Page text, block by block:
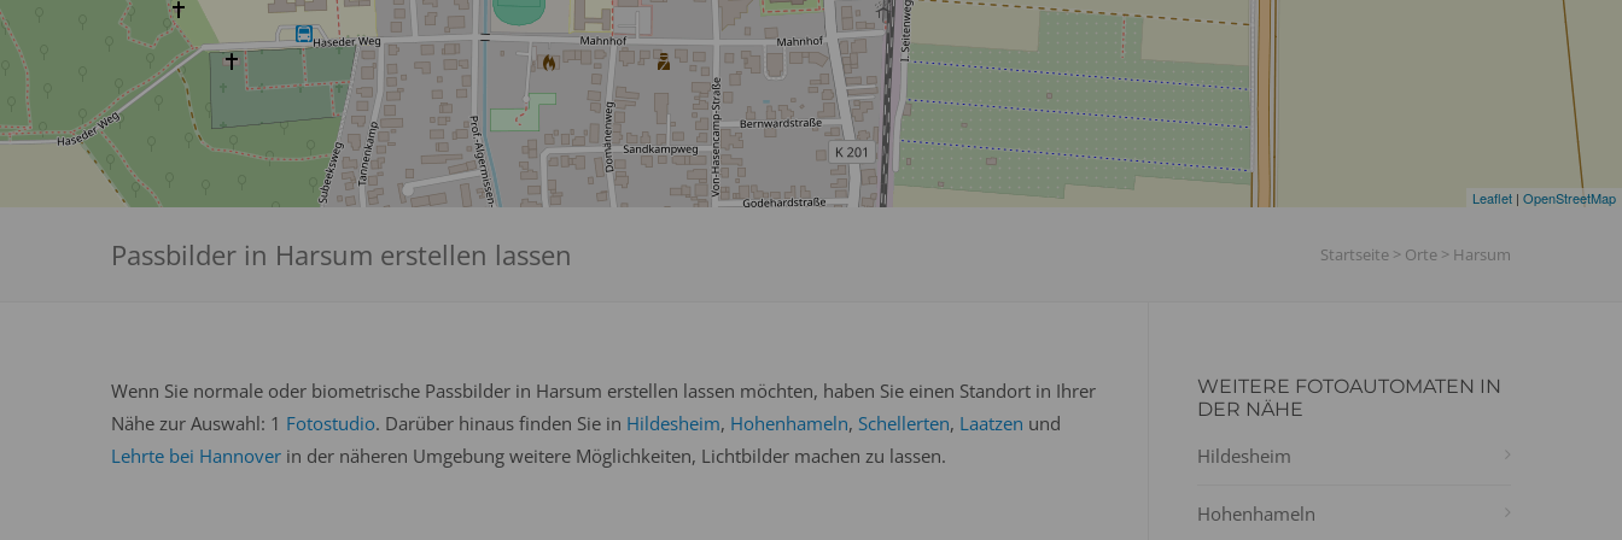
Leaflet | OpenStreetMap
Passbilder in Harsum erstellen lassen Startseite > Orte > Harsum
Wenn Sie normale oder biometrische Passbilder in Harsum erstellen lassen möchten, haben Sie einen Standort in Ihrer
Nähe zur Auswahl: 1 Fotostudio. Darüber hinaus finden Sie in Hildesheim, Hohenhameln, Schellerten, Laatzen und
Lehrte bei Hannover in der näheren Umgebung weitere Möglichkeiten, Lichtbilder machen zu lassen.
WEITERE FOTOAUTOMATEN IN
DER NÄHE
Hildesheim
Hohenhameln